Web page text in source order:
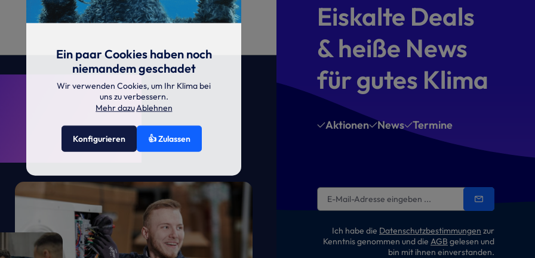
Eiskalte Deals
& heiße News
für gutes Klima
Aktionen News Termine
Ich habe die Datenschutzbestimmungen zur
Kenntnis genommen und die AGB gelesen und
bin mit ihnen einverstanden.
Ein paar Cookies haben noch
niemandem geschadet
Wir verwenden Cookies, um Ihr Klima bei
uns zu verbessern.
Mehr dazuAblehnen
Konfigurieren 👍 Zulassen